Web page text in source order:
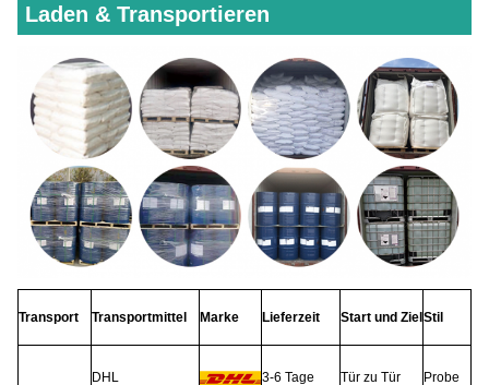
Laden & Transportieren
Transport Transportmittel Marke Lieferzeit Start und Ziel Stil
DHL 3-6 Tage Tür zu Tür Probe